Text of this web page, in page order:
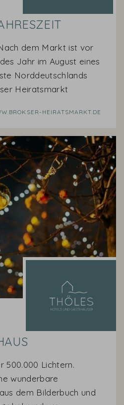
dem Markt ist vor
Jahr im August eines
Norddeutschlands
Heiratsmarkt
HEIRATSMARKT.DE
500.000 Lichtern.
wunderbare
dem Bilderbuch und